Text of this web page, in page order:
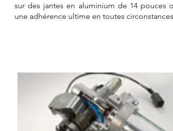
sur des jantes en aluminium de 14 pouces
une adhérence ultime en toutes